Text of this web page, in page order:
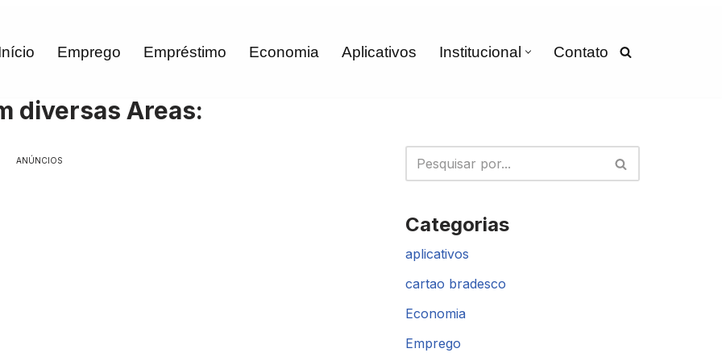
Emprego Empréstimo Economia Aplicativos Institucional Contato
diversas Areas:
ANÚNCIOS
Categorias
aplicativos
cartao bradesco
Economia
Emprego